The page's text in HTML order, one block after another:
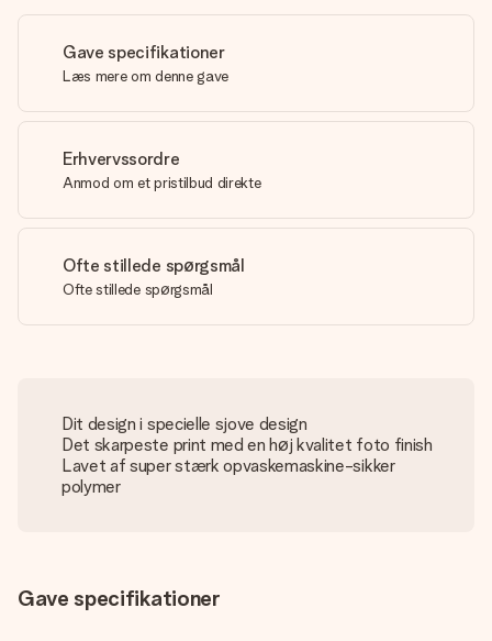
Gave specifikationer
Læs mere om denne gave
Erhvervssordre
Anmod om et pristilbud direkte
Ofte stillede spørgsmål
Ofte stillede spørgsmål
Dit design i specielle sjove design
Det skarpeste print med en høj kvalitet foto finish
Lavet af super stærk opvaskemaskine-sikker
polymer
Gave specifikationer